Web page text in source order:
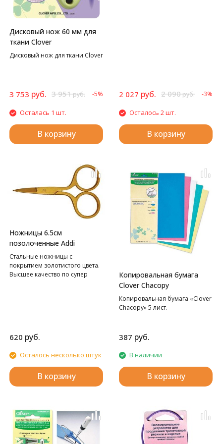
Дисковый нож 60 мм для
ткани Clover
Дисковый нож для ткани Clover
3 753 руб. 3 951руб. -5%
Осталась 1 шт.
В корзину
2 027 руб. 2 090руб. -3%
Осталось 2 шт.
В корзину
Ножницы 6.5см
позолоченные Addi
Стальные ножницы с
покрытием золотистого цвета.
Высшее качество по супер
620 руб.
Осталось несколько штук
В корзину
Копировальная бумага
Clover Chacopy
Копировальная бумага «Clover
Chacopy» 5 лист.
387 руб.
В наличии
В корзину